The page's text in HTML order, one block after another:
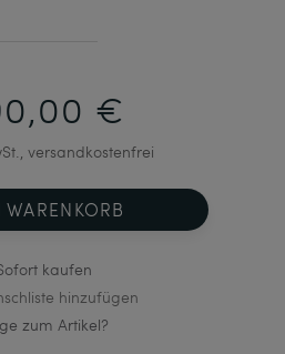
€
versandkostenfrei
kaufen
hinzufügen
zum Artikel?